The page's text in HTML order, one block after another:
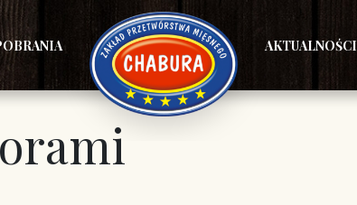
AKTUALNOŚCI